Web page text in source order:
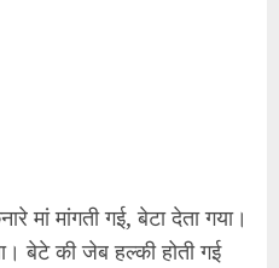
मां मांगती गई, बेटा देता गया।
बेटे की जेब हल्की होती गई